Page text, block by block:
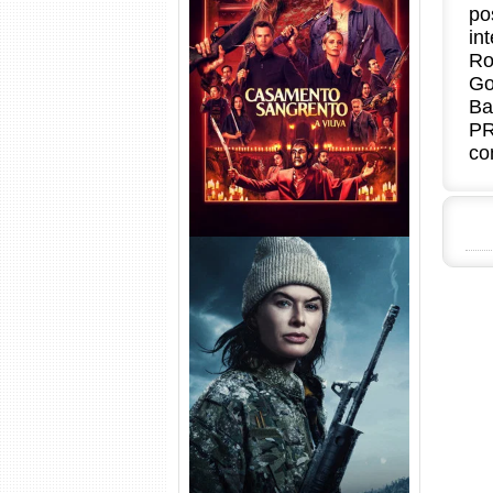
Casamento Sangrento: A
Viúva Torrent (2026) WEB-DL
720p/1080p/4K Dual Áudio
Balística Torrent (2025) WEB-
DL 1080p Dual Áudio